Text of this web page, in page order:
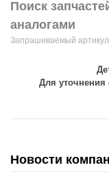
Поиск
аналогами
Запрашиваемый
Для уточнения
Новости